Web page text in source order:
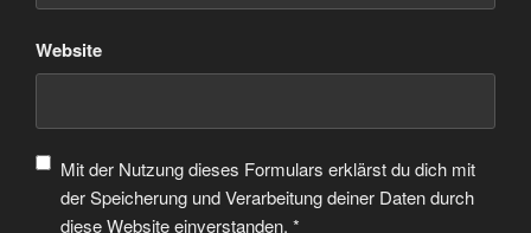
Website
Mit der Nutzung dieses Formulars erklärst du dich mit
der Speicherung und Verarbeitung deiner Daten durch
diese Website einverstanden. *